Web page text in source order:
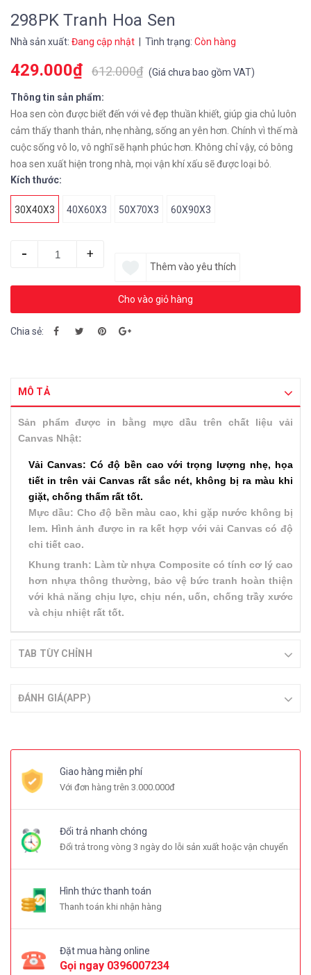
298PK Tranh Hoa Sen
Nhà sản xuất: Đang cập nhật | Tình trạng: Còn hàng
429.000₫ 612.000₫ (Giá chưa bao gồm VAT)
Thông tin sản phẩm:
Hoa sen còn được biết đến với vẻ đẹp thuần khiết, giúp gia chủ luôn
cảm thấy thanh thản, nhẹ nhàng, sống an yên hơn. Chính vì thế mà
cuộc sống vô lo, vô nghĩ sẽ hạnh phúc hơn. Không chỉ vậy, có bông
hoa sen xuất hiện trong nhà, mọi vận khí xấu sẽ được loại bỏ.
Kích thước:
30X40X3 40X60X3 50X70X3 60X90X3
- +
Cho vào giỏ hàng
Thêm vào yêu thích
Chia sẻ:
MÔ TẢ
Sản phẩm được in bằng mực dầu trên chất liệu vải
Canvas Nhật:
Vải Canvas: Có độ bền cao với trọng lượng nhẹ, họa
tiết in trên vải Canvas rất sắc nét, không bị ra màu khi
giặt, chống thấm rất tốt.
Mực dầu: Cho độ bền màu cao, khi gặp nước không bị
lem. Hình ảnh được in ra kết hợp với vải Canvas có độ
chi tiết cao.
Khung tranh: Làm từ nhựa Composite có tính cơ lý cao
hơn nhựa thông thường, bảo vệ bức tranh hoàn thiện
với khả năng chịu lực, chịu nén, uốn, chống trầy xước
và chịu nhiệt rất tốt.
TAB TÙY CHỈNH
ĐÁNH GIÁ(APP)
Giao hàng miễn phí
Với đơn hàng trên 3.000.000đ
Đổi trả nhanh chóng
Đổi trả trong vòng 3 ngày do lỗi sản xuất hoặc vận chuyển
Hình thức thanh toán
Thanh toán khi nhận hàng
Đặt mua hàng online
Gọi ngay 0396007234